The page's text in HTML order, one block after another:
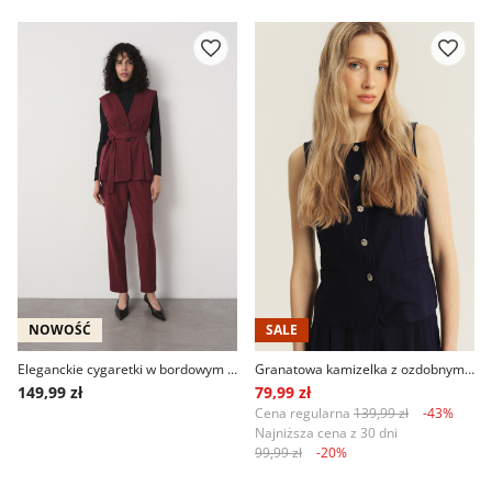
NOWOŚĆ
Eleganckie cygaretki w bordowym kolorze
149,99 zł
SALE
Granatowa kamizelka z ozdobnymi guzikami
79,99 zł
Cena regularna 139,99 zł
-43%
Najniższa cena z 30 dni
99,99 zł
-20%